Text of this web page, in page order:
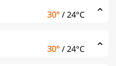
30°/24°C
30°/24°C